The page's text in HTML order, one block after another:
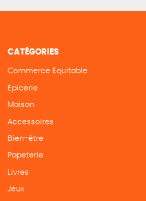
CATÉGORIES
Commerce Equitable
Epicerie
Maison
Accessoires
Bien-être
Papeterie
Livres
Jeux